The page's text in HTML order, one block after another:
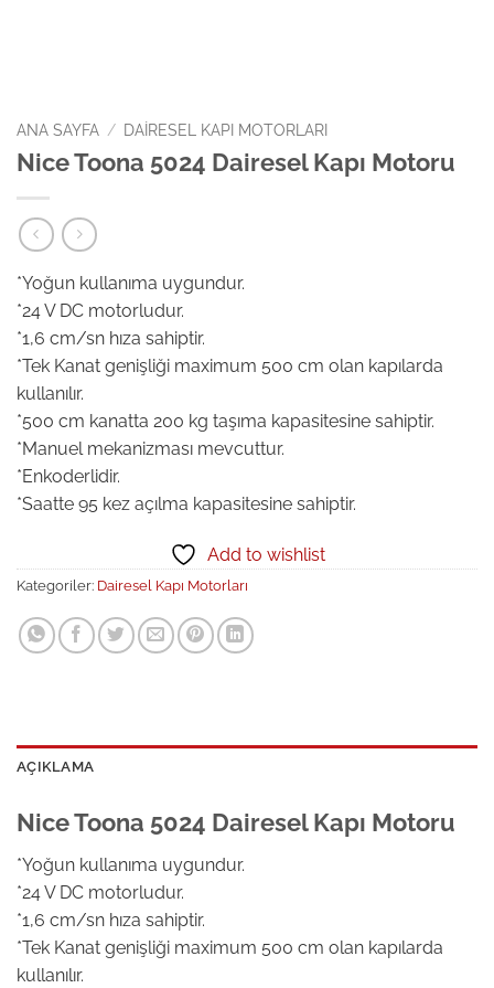
ANA SAYFA / DAIRESEL KAPI MOTORLARI
Nice Toona 5024 Dairesel Kapı Motoru
*Yoğun kullanıma uygundur.
*24 V DC motorludur.
*1,6 cm/sn hıza sahiptir.
*Tek Kanat genişliği maximum 500 cm olan kapılarda
kullanılır.
*500 cm kanatta 200 kg taşıma kapasitesine sahiptir.
*Manuel mekanizması mevcuttur.
*Enkoderlidir.
*Saatte 95 kez açılma kapasitesine sahiptir.
Add to wishlist
Kategoriler: Dairesel Kapı Motorları
AÇIKLAMA
Nice Toona 5024 Dairesel Kapı Motoru
*Yoğun kullanıma uygundur.
*24 V DC motorludur.
*1,6 cm/sn hıza sahiptir.
*Tek Kanat genişliği maximum 500 cm olan kapılarda
kullanılır.